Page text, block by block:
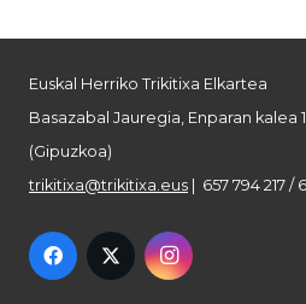
Euskal Herriko Trikitixa Elkartea
Basazabal Jauregia, Enparan kalea
(Gipuzkoa)
trikitixa@trikitixa.eus | 657 794 217